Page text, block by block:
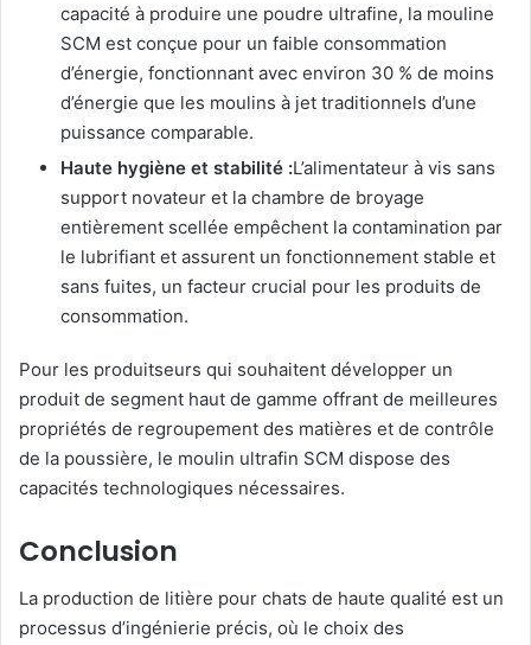
capacité à produire une poudre ultrafine, la mouline
SCM est conçue pour un faible consommation
d’énergie, fonctionnant avec environ 30 % de moins
d’énergie que les moulins à jet traditionnels d’une
puissance comparable.
Haute hygiène et stabilité :L’alimentateur à vis sans
support novateur et la chambre de broyage
entièrement scellée empêchent la contamination par
le lubrifiant et assurent un fonctionnement stable et
sans fuites, un facteur crucial pour les produits de
consommation.
Pour les produitseurs qui souhaitent développer un
produit de segment haut de gamme offrant de meilleures
propriétés de regroupement des matières et de contrôle
de la poussière, le moulin ultrafin SCM dispose des
capacités technologiques nécessaires.
Conclusion
La production de litière pour chats de haute qualité est un
processus d’ingénierie précis, où le choix des